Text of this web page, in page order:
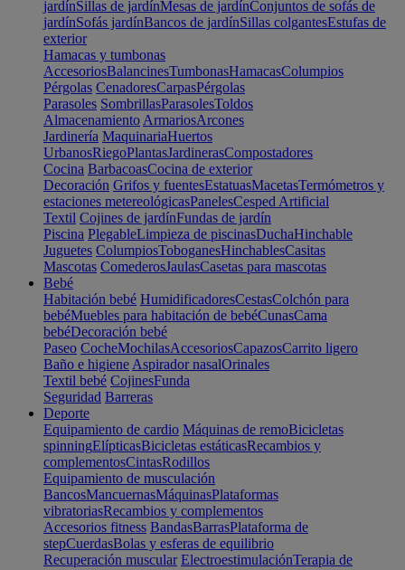
jardínSillas de jardínMesas de jardínConjuntos de sofás de
jardínSofás jardínBancos de jardínSillas colgantesEstufas de
exterior
Hamacas y tumbonas
AccesoriosBalancinesTumbonasHamacasColumpios
Pérgolas CenadoresCarpasPérgolas
Parasoles SombrillasParasolesToldos
Almacenamiento ArmariosArcones
Jardinería MaquinariaHuertos
UrbanosRiegoPlantasJardinerasCompostadores
Cocina BarbacoasCocina de exterior
Decoración Grifos y fuentesEstatuasMacetasTermómetros y
estaciones metereológicasPanelesCesped Artificial
Textil Cojines de jardínFundas de jardín
Piscina PlegableLimpieza de piscinasDuchaHinchable
Juguetes ColumpiosToboganesHinchablesCasitas
Mascotas ComederosJaulasCasetas para mascotas
Bebé
Habitación bebé HumidificadoresCestasColchón para
bebéMuebles para habitación de bebéCunasCama
bebéDecoración bebé
Paseo CocheMochilasAccesoriosCapazosCarrito ligero
Baño e higiene Aspirador nasalOrinales
Textil bebé CojinesFunda
Seguridad Barreras
Deporte
Equipamiento de cardio Máquinas de remoBicicletas
spinningElípticasBicicletas estáticasRecambios y
complementosCintasRodillos
Equipamiento de musculación
BancosMancuernasMáquinasPlataformas
vibratoriasRecambios y complementos
Accesorios fitness BandasBarrasPlataforma de
stepCuerdasBolas y esferas de equilibrio
Recuperación muscular ElectroestimulaciónTerapia de